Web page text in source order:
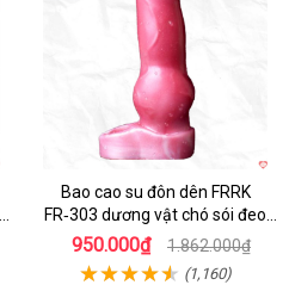
Bao cao su đôn dên FRRK
FR‑303 dương vật chó sói đeo
tiện lợi cực đã
950.000₫ 1.862.000₫
(1,160)